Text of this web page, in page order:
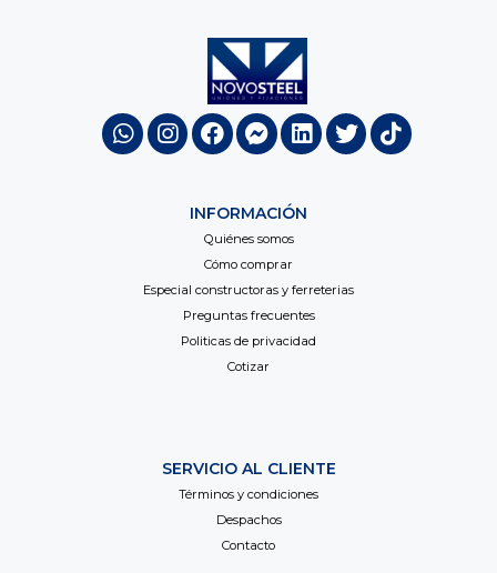
INFORMACIÓN
Quiénes somos
Cómo comprar
Especial constructoras y ferreterias
Preguntas frecuentes
Politicas de privacidad
Cotizar
SERVICIO AL CLIENTE
Términos y condiciones
Despachos
Contacto